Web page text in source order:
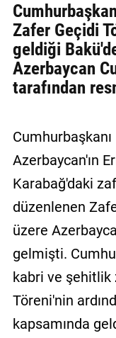
İletişim
Gizlilik
Sözleşmesi
Zafer Geçidi
geldiği
Azerbaycan
tarafından
Azerbaycan'ın
Karabağ'daki
düzenlenen
üzere
gelmişti.
kabri ve şehitlik
Töreni'nin
kapsamında